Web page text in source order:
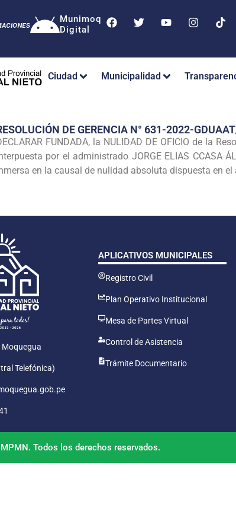
Munimoq
Digital
Ciudad Municipalidad
DE GERENCIA N° 631-2022-
FUNDADA, la NULIDAD DE OFICIO de la
por el administrado JORGE ELIAS CCASA
en la causal de nulidad absoluta dispuesta en
Moquegua
Telefónica)
APLICATIVOS MUNICIPALES
Registro Civil
Plan Operativo Institucional
Mesa de Partes Virtual
Control de Asistencia
Trámite Documentario
Todos los derechos reservados.